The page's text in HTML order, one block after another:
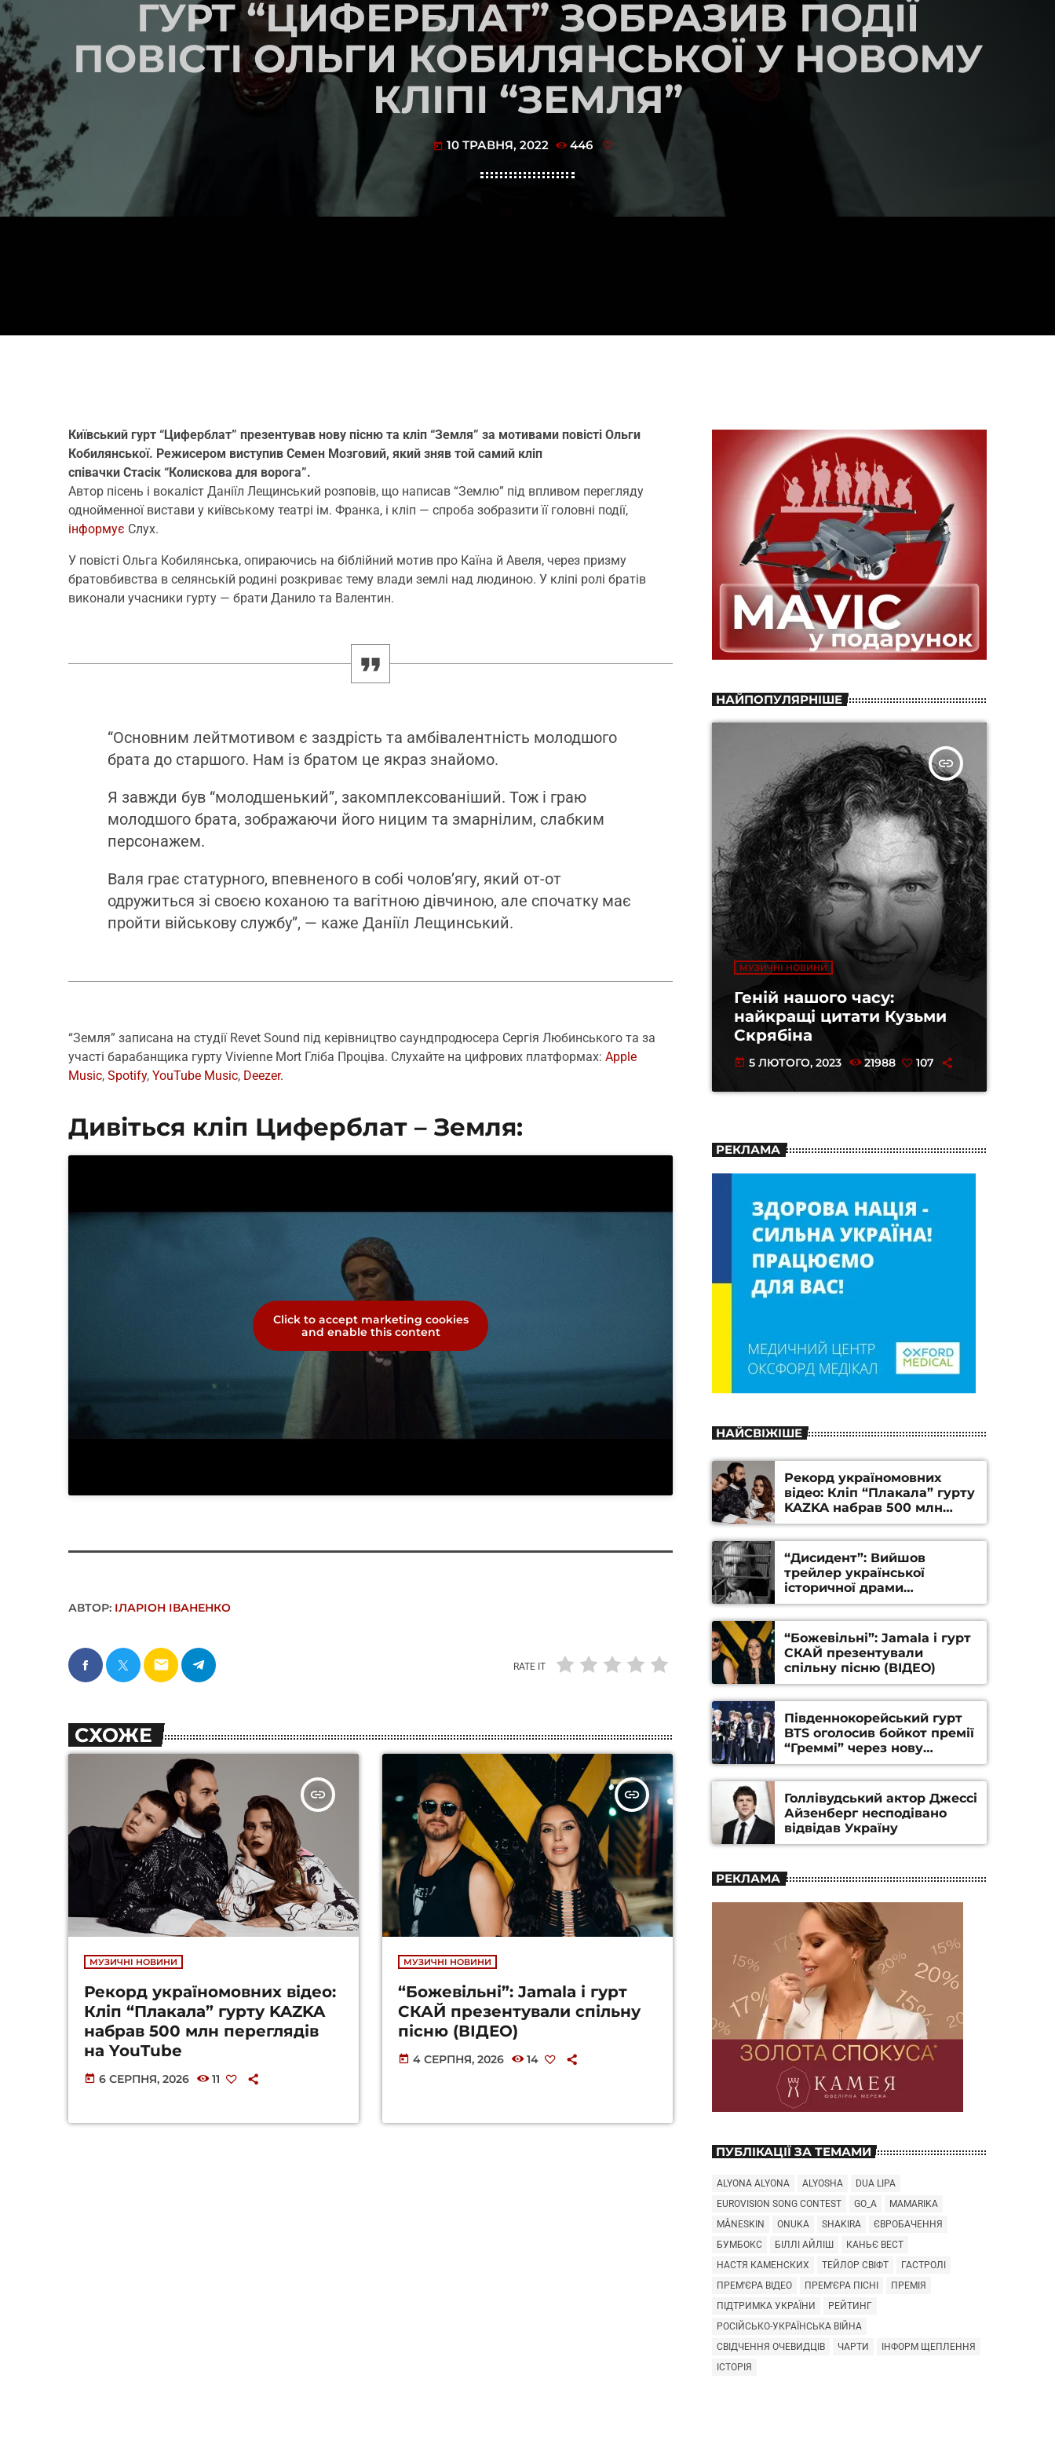
ГУРТ “ЦИФЕРБЛАТ” ЗОБРАЗИВ ПОДІЇ
ПОВІСТІ ОЛЬГИ КОБИЛЯНСЬКОЇ У НОВОМУ
КЛІПІ “ЗЕМЛЯ”
today 10 ТРАВНЯ, 2022 446
Київський гурт “Циферблат” презентував нову пісню та кліп “Земля” за мотивами повісті Ольги
Кобилянської. Режисером виступив Семен Мозговий, який зняв той самий кліп
співачки Стасік “Колискова для ворога”.
​Автор пісень і вокаліст Даніїл Лещинський розповів, що написав “Землю” під впливом перегляду
однойменної вистави у київському театрі ім. Франка, і кліп — спроба зобразити її головні події,
інформує Слух.
У повісті Ольга Кобилянська, опираючись на біблійний мотив про Каїна й Авеля, через призму
братовбивства в селянській родині розкриває тему влади землі над людиною. У кліпі ролі братів
виконали учасники гурту — брати Данило та Валентин.
“Основним лейтмотивом є заздрість та амбівалентність молодшого
брата до старшого. Нам із братом це якраз знайомо.
Я завжди був “молодшенький”, закомплексованіший. Тож і граю
молодшого брата, зображаючи його ницим та змарнілим, слабким
персонажем.
Валя грає статурного, впевненого в собі чолов’ягу, який от-от
одружиться зі своєю коханою та вагітною дівчиною, але спочатку має
пройти військову службу”, — каже Даніїл Лещинський.
“Земля” записана на студії Revet Sound під керівництво саундпродюсера Сергія Любинського та за
участі барабанщика гурту Vivienne Mort Гліба Проціва. Слухайте на цифрових платформах: Apple
Music, Spotify, YouTube Music, Deezer.
Дивіться кліп Циферблат – Земля:
Click to accept marketing cookies
and enable this content
АВТОР: ІЛАРІОН ІВАНЕНКО
email RATE IT
СХОЖЕ
insert_link
МУЗИЧНІ НОВИНИ
Рекорд україномовних відео:
Кліп “Плакала” гурту KAZKA
набрав 500 млн переглядів
на YouTube
today 6 СЕРПНЯ, 2026 11
insert_link
МУЗИЧНІ НОВИНИ
“Божевільні”: Jamala і гурт
СКАЙ презентували спільну
пісню (ВІДЕО)
today 4 СЕРПНЯ, 2026 14
НАЙПОПУЛЯРНІШЕ
insert_link
МУЗИЧНІ НОВИНИ
Геній нашого часу:
найкращі цитати Кузьми
Скрябіна
today 5 ЛЮТОГО, 2023 21988 107
РЕКЛАМА
НАЙСВІЖІШЕ
Рекорд україномовних
відео: Кліп “Плакала” гурту
KAZKA набрав 500 млн
переглядів на YouTube
“Дисидент”: Вийшов
трейлер української
історичної драми
Станіслава Гуренка та
Андрія Алфьорова (ВІДЕО)
“Божевільні”: Jamala і гурт
СКАЙ презентували
спільну пісню (ВІДЕО)
Південнокорейський гурт
BTS оголосив бойкот премії
“Греммі” через нову
номінацію
Голлівудський актор Джессі
Айзенберг несподівано
відвідав Україну
РЕКЛАМА
ПУБЛІКАЦІЇ ЗА ТЕМАМИ
ALYONA ALYONA ALYOSHA
DUA LIPA
EUROVISION SONG CONTEST
GO_A
MAMARIKA
MÅNESKIN
ONUKA SHAKIRA
ЄВРОБАЧЕННЯ
БУМБОКС
БІЛЛІ АЙЛІШ
КАНЬЄ ВЕСТ
НАСТЯ КАМЕНСКИХ
ТЕЙЛОР СВІФТ
ГАСТРОЛІ
ПРЕМ'ЄРА ВІДЕО
ПРЕМ'ЄРА ПІСНІ
ПРЕМІЯ
ПІДТРИМКА УКРАЇНИ
РЕЙТИНГ
РОСІЙСЬКО-УКРАЇНСЬКА ВІЙНА
СВІДЧЕННЯ ОЧЕВИДЦІВ
ЧАРТИ
ІНФОРМ ЩЕПЛЕННЯ
ІСТОРІЯ